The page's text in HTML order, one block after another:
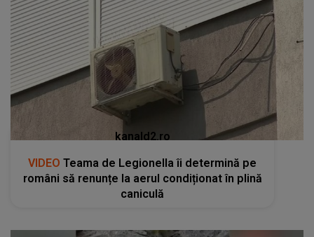
kanald2.ro
VIDEO Teama de Legionella îi determină pe
români să renunțe la aerul condiționat în plină
caniculă